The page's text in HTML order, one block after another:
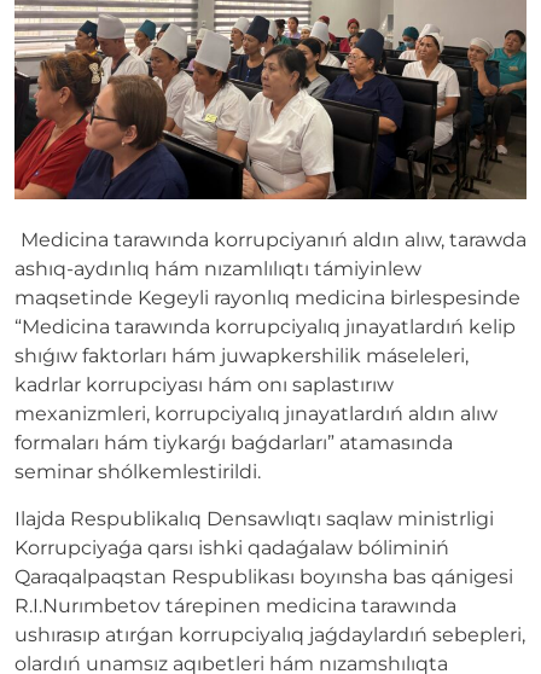
Medicina tarawında korrupciyanıń aldın alıw, tarawda
ashıq-aydınlıq hám nızamlılıqtı támiyinlew
maqsetinde Kegeyli rayonlıq medicina birlespesinde
“Medicina tarawında korrupciyalıq jınayatlardıń kelip
shıǵıw faktorları hám juwapkershilik máseleleri,
kadrlar korrupciyası hám onı saplastırıw
mexanizmleri, korrupciyalıq jınayatlardıń aldın alıw
formaları hám tiykarǵı baǵdarları” atamasında
seminar shólkemlestirildi.
Ilajda Respublikalıq Densawlıqtı saqlaw ministrligi
Korrupciyaǵa qarsı ishki qadaǵalaw bóliminiń
Qaraqalpaqstan Respublikası boyınsha bas qánigesi
R.I.Nurımbetov tárepinen medicina tarawında
ushırasıp atırǵan korrupciyalıq jaǵdaylardıń sebepleri,
olardıń unamsız aqıbetleri hám nızamshılıqta